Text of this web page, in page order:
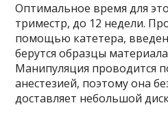
Оптимальное время для
триместр, до 12 недели.
помощью катетера,
берутся образцы
Манипуляция проводится
анестезией, поэтому она
доставляет небольшой